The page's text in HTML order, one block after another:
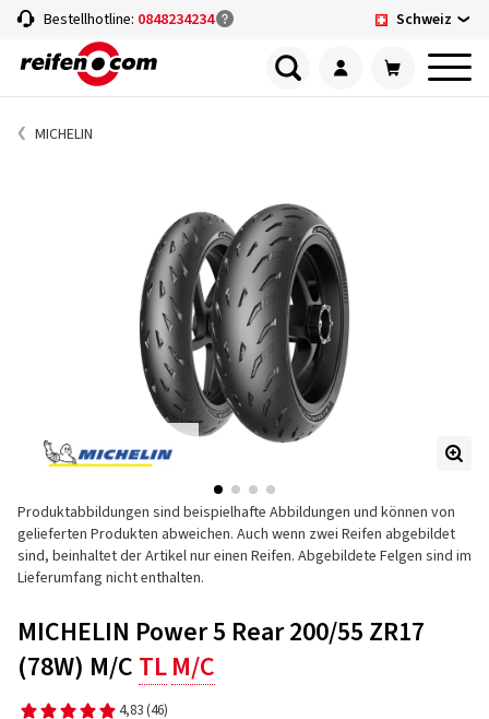
Bestellhotline: 0848234234 Schweiz
MICHELIN
Produktabbildungen sind beispielhafte Abbildungen und können von
gelieferten Produkten abweichen. Auch wenn zwei Reifen abgebildet
sind, beinhaltet der Artikel nur einen Reifen. Abgebildete Felgen sind im
Lieferumfang nicht enthalten.
MICHELIN Power 5 Rear 200/55 ZR17
(78W) M/C TLM/C
4,83 (46)